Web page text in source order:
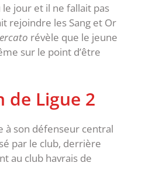
jour et il ne fallait pas
rejoindre les Sang et Or
révèle que le jeune
sur le point d’être
de Ligue 2
à son défenseur central
par le club, derrière
au club havrais de